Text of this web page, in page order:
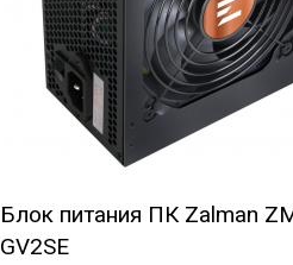
Блок питания ПК Zalman
GV2SE